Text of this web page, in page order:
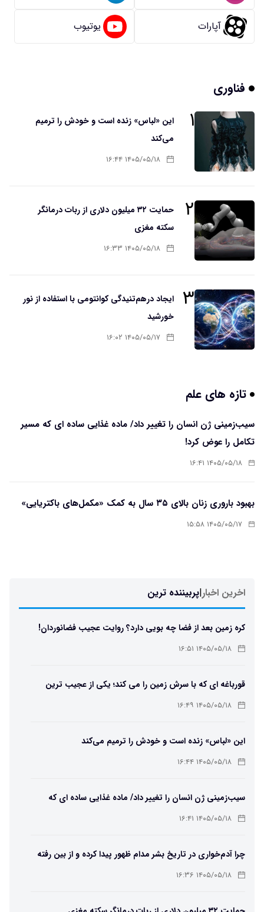
آپارات یوتیوب
فناوری
۱
این «لباس» زنده است و خودش را ترمیم
می‌کند
۱۴۰۵/۰۵/۱۸ ۱۶:۴۴
۲
حمایت ۳۲ میلیون دلاری از ربات درمانگر
سکته مغزی
۱۴۰۵/۰۵/۱۸ ۱۶:۳۳
۳
ایجاد درهم‌تنیدگی کوانتومی با استفاده از نور
خورشید
۱۴۰۵/۰۵/۱۷ ۱۶:۰۲
تازه های علم
سیب‌زمینی ژن انسان را تغییر داد/ ماده غذایی ساده ای که مسیر
تکامل را عوض کرد!
۱۴۰۵/۰۵/۱۸ ۱۶:۴۱
بهبود باروری زنان بالای ۳۵ سال به کمک «مکمل‌های باکتریایی»
۱۴۰۵/۰۵/۱۷ ۱۵:۵۸
اخرین اخبار|پربیننده ترین
کره زمین بعد از فضا چه بویی دارد؟ روایت عجیب فضانوردان!
۱۴۰۵/۰۵/۱۸ ۱۶:۵۱
قورباغه ای که با سرش زمین را می کند؛ یکی از عجیب ترین
دوزیستان جهان
۱۴۰۵/۰۵/۱۸ ۱۶:۴۹
این «لباس» زنده است و خودش را ترمیم می‌کند
۱۴۰۵/۰۵/۱۸ ۱۶:۴۴
سیب‌زمینی ژن انسان را تغییر داد/ ماده غذایی ساده ای که
مسیر تکامل را عوض کرد!
۱۴۰۵/۰۵/۱۸ ۱۶:۴۱
چرا آدم‌خواری در تاریخ بشر مدام ظهور پیدا کرده و از بین رفته
است؟۱۴۰۵/۰۵/۱۸ ۱۶:۳۶